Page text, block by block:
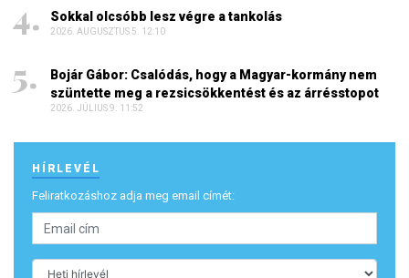
Sokkal olcsóbb lesz végre a tankolás
2026. AUGUSZTUS 5. 12:10
Bojár Gábor: Csalódás, hogy a Magyar-kormány nem
szüntette meg a rezsicsökkentést és az árrésstopot
2026. JÚLIUS 9. 11:52
HÍRLEVÉL
Feliratkozáshoz adja meg email címét: